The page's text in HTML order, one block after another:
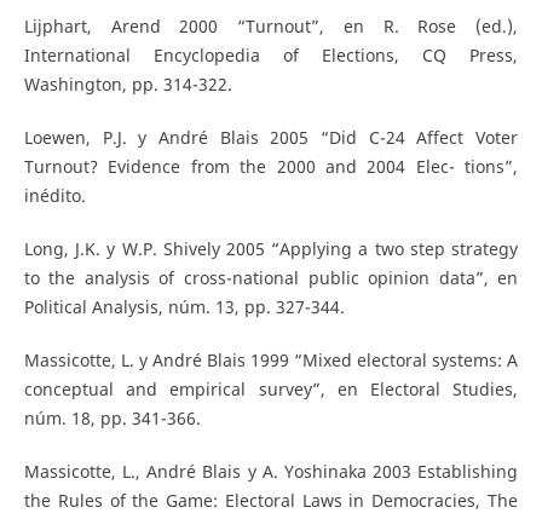
Lijphart, Arend 2000 “Turnout”, en R. Rose (ed.),
International Encyclopedia of Elections, CQ Press,
Washington, pp. 314-322.
Loewen, P.J. y André Blais 2005 “Did C-24 Affect Voter
Turnout? Evidence from the 2000 and 2004 Elec- tions”,
inédito.
Long, J.K. y W.P. Shively 2005 “Applying a two step strategy
to the analysis of cross-national public opinion data”, en
Political Analysis, núm. 13, pp. 327-344.
Massicotte, L. y André Blais 1999 “Mixed electoral systems: A
conceptual and empirical survey”, en Electoral Studies,
núm. 18, pp. 341-366.
Massicotte, L., André Blais y A. Yoshinaka 2003 Establishing
the Rules of the Game: Electoral Laws in Democracies, The